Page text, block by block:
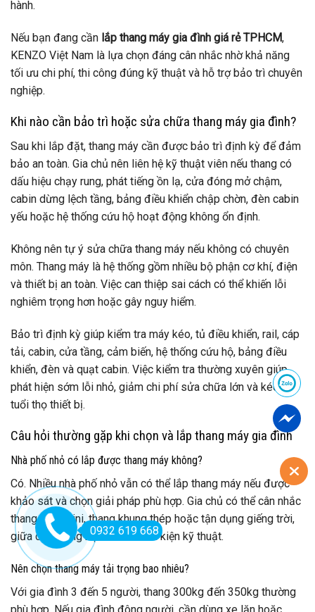
hành.
Nếu bạn đang cần lắp thang máy gia đình giá rẻ TPHCM,
KENZO Việt Nam là lựa chọn đáng cân nhắc nhờ khả năng
tối ưu chi phí, thi công đúng kỹ thuật và hỗ trợ bảo trì chuyên
nghiệp.
Khi nào cần bảo trì hoặc sửa chữa thang máy gia đình?
Sau khi lắp đặt, thang máy cần được bảo trì định kỳ để đảm
bảo an toàn. Gia chủ nên liên hệ kỹ thuật viên nếu thang có
dấu hiệu chạy rung, phát tiếng ồn lạ, cửa đóng mở chậm,
cabin dừng lệch tầng, bảng điều khiển chập chờn, đèn cabin
yếu hoặc hệ thống cứu hộ hoạt động không ổn định.
Không nên tự ý sửa chữa thang máy nếu không có chuyên
môn. Thang máy là hệ thống gồm nhiều bộ phận cơ khí, điện
và thiết bị an toàn. Việc can thiệp sai cách có thể khiến lỗi
nghiêm trọng hơn hoặc gây nguy hiểm.
Bảo trì định kỳ giúp kiểm tra máy kéo, tủ điều khiển, rail, cáp
tải, cabin, cửa tầng, cảm biến, hệ thống cứu hộ, bảng điều
khiển, đèn và quạt cabin. Việc kiểm tra thường xuyên giúp
phát hiện sớm lỗi nhỏ, giảm chi phí sửa chữa lớn và kéo dài
tuổi thọ thiết bị.
Câu hỏi thường gặp khi chọn và lắp thang máy gia đình
Nhà phố nhỏ có lắp được thang máy không?
Có. Nhiều nhà phố nhỏ vẫn có thể lắp thang máy nếu được
khảo sát và chọn giải pháp phù hợp. Gia chủ có thể cân nhắc
thang máy mini, thang khung thép hoặc tận dụng giếng trời,
giữa cầu thang bộ nếu đủ điều kiện kỹ thuật.
Nên chọn thang máy tải trọng bao nhiêu?
Với gia đình 3 đến 5 người, thang 300kg đến 350kg thường
0932 619 668